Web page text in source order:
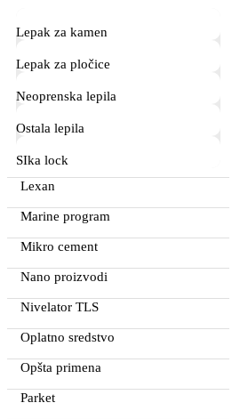
Lepak za kamen
Lepak za pločice
Neoprenska lepila
Ostala lepila
SIka lock
Lexan
Marine program
Mikro cement
Nano proizvodi
Nivelator TLS
Oplatno sredstvo
Opšta primena
Parket